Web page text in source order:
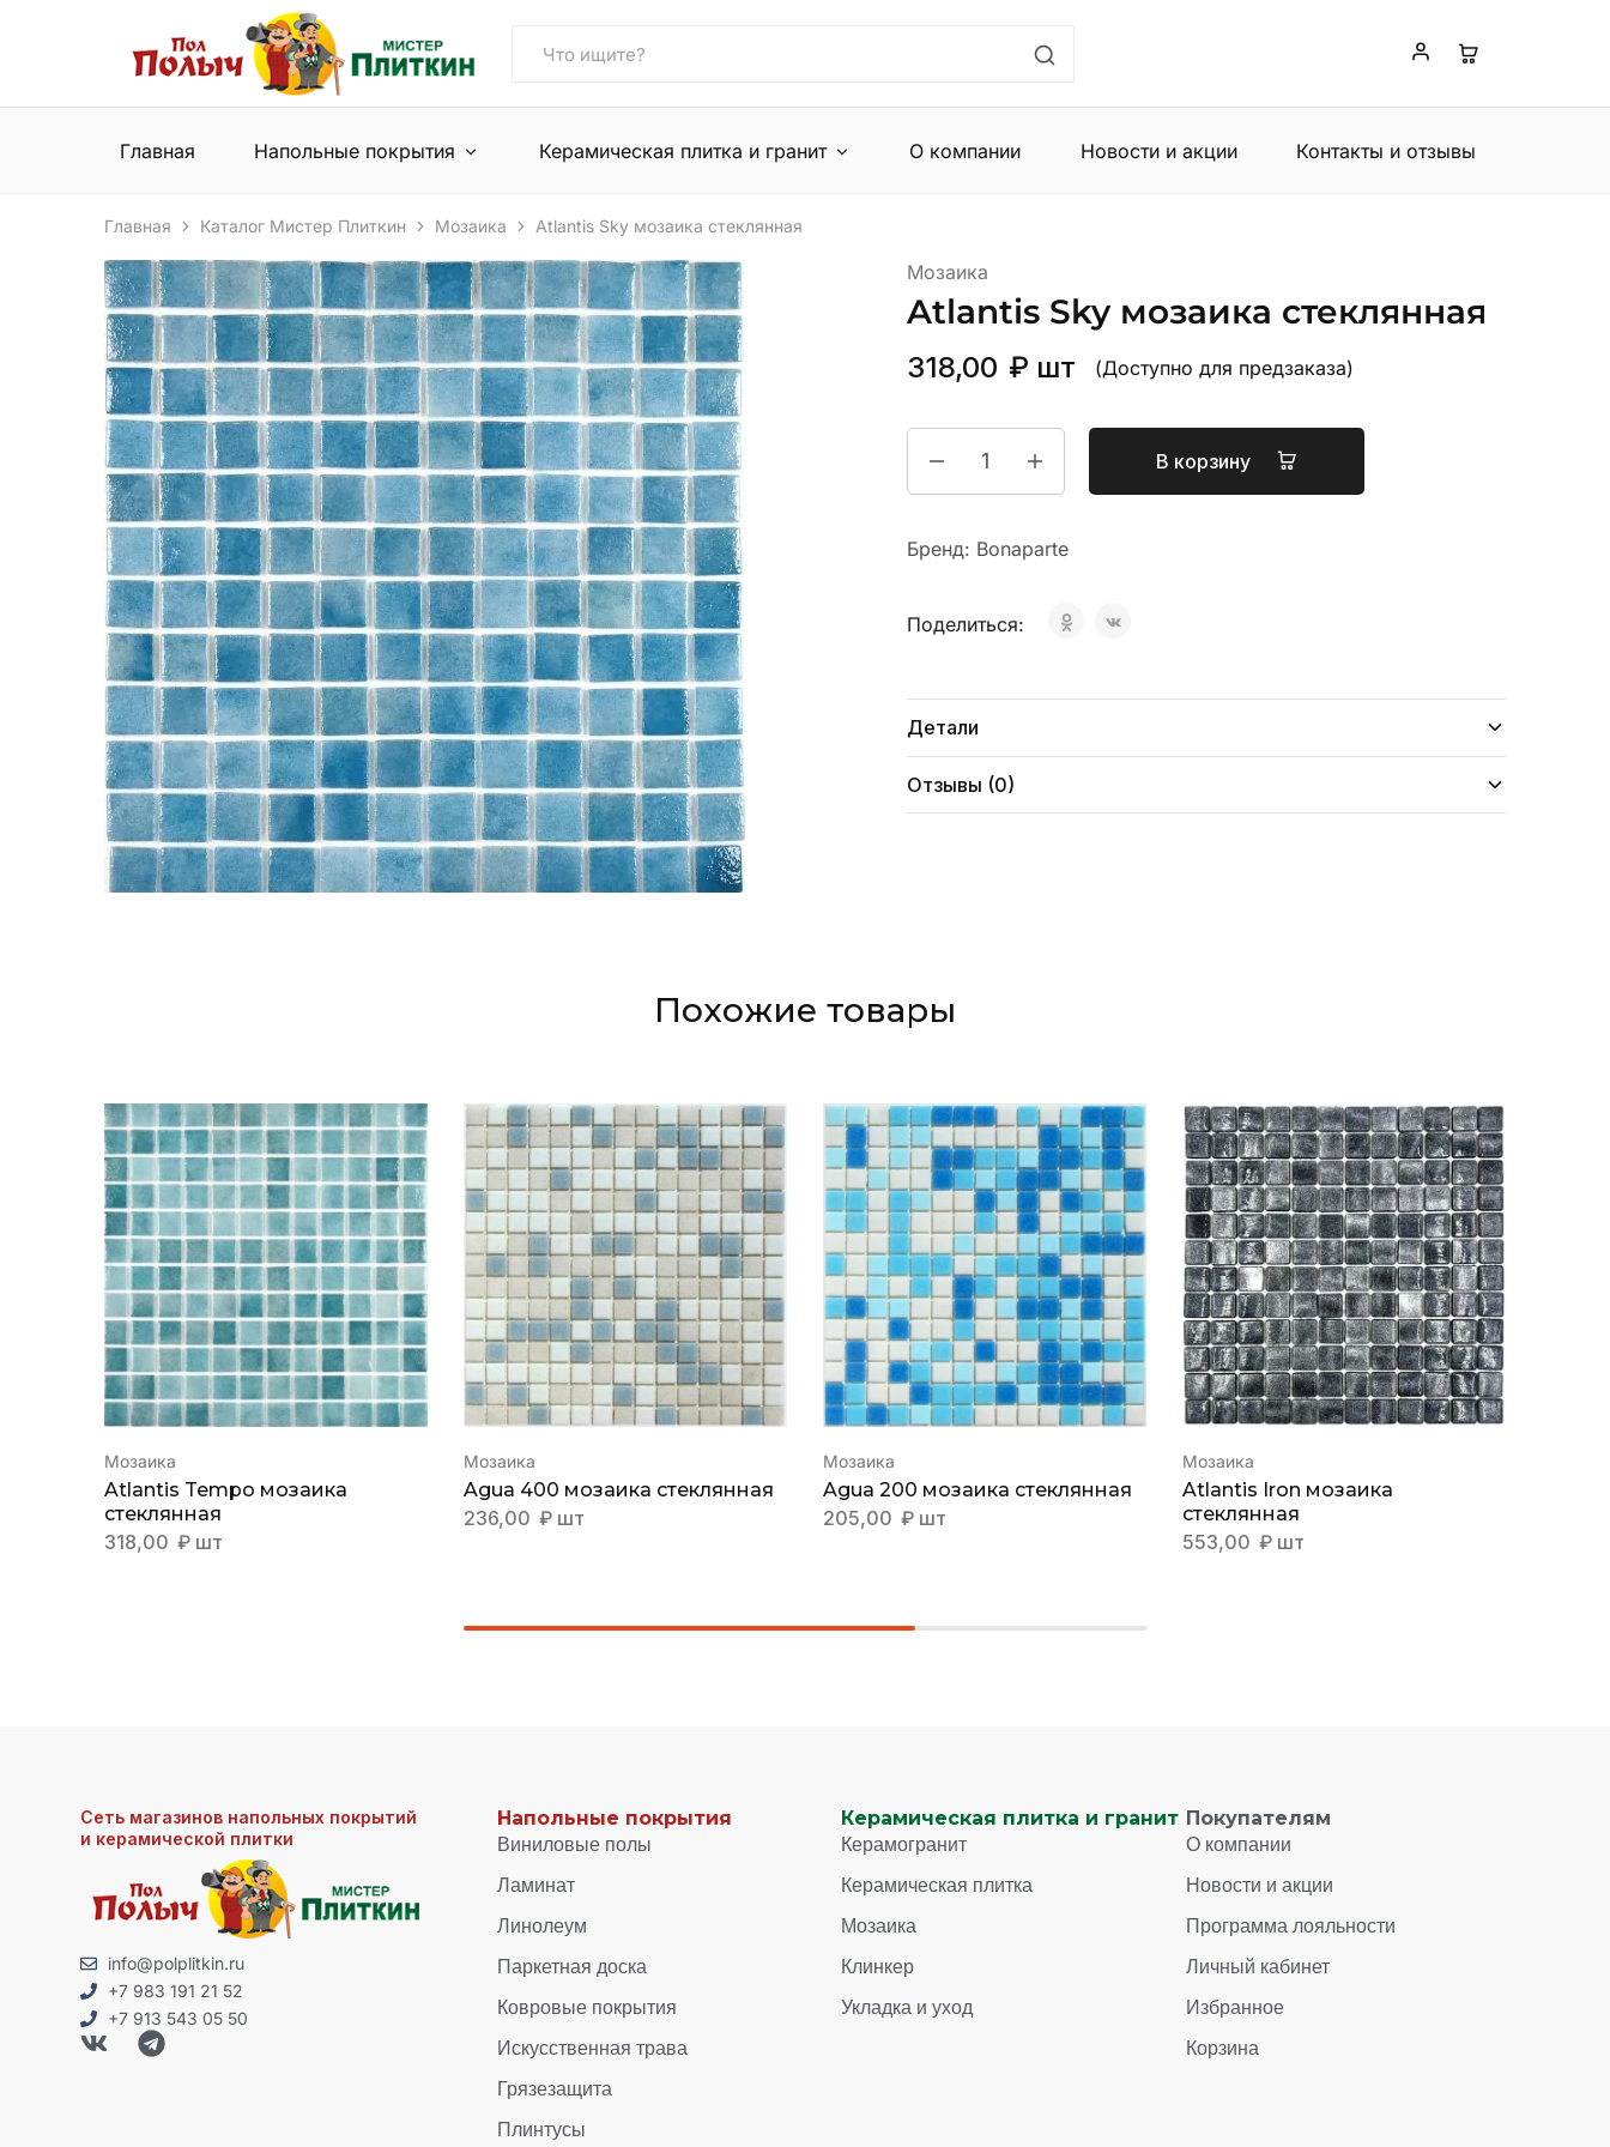
Пол
Полыч
Плиткин
Сеть
магазинов
и
керамической
Главная Напольные покрытия Керамическая плитка и гранит О компании Новости и акции Контакты и отзывы
Главная Каталог Мистер Плиткин Мозаика Atlantis Sky мозаика стеклянная
Мозаика
Atlantis Sky мозаика стеклянная
318,00 ₽ шт (Доступно для предзаказа)
В корзину
Бренд: Bonaparte
Поделиться:
Детали
Отзывы (0)
Похожие товары
Мозаика
Atlantis Tempo мозаика
стеклянная
318,00 ₽ шт
Мозаика
Agua 400 мозаика стеклянная
236,00 ₽ шт
Мозаика
Agua 200 мозаика стеклянная
205,00 ₽ шт
Мозаика
Atlantis Iron мозаика
стеклянная
553,00 ₽ шт
Сеть магазинов напольных покрытий
и керамической плитки
info@polplitkin.ru
+7 983 191 21 52
+7 913 543 05 50
Напольные покрытия
Виниловые полы
Ламинат
Линолеум
Паркетная доска
Ковровые покрытия
Искусственная трава
Грязезащита
Плинтусы
Керамическая плитка и гранит
Керамогранит
Керамическая плитка
Мозаика
Клинкер
Укладка и уход
Покупателям
О компании
Новости и акции
Программа лояльности
Личный кабинет
Избранное
Корзина